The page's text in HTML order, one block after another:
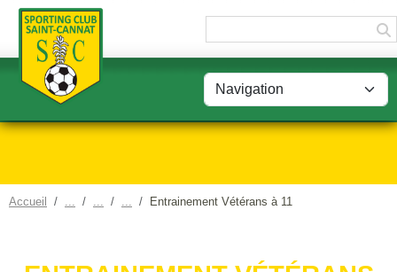
Accueil Entrainement Vétérans à 11
Panneau de gestion des cookies